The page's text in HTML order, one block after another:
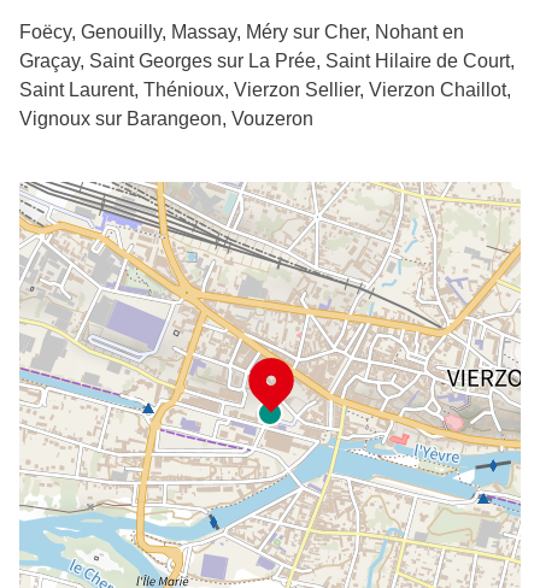
Foëcy, Genouilly, Massay, Méry sur Cher, Nohant en
Graçay, Saint Georges sur La Prée, Saint Hilaire de Court,
Saint Laurent, Thénioux, Vierzon Sellier, Vierzon Chaillot,
Vignoux sur Barangeon, Vouzeron